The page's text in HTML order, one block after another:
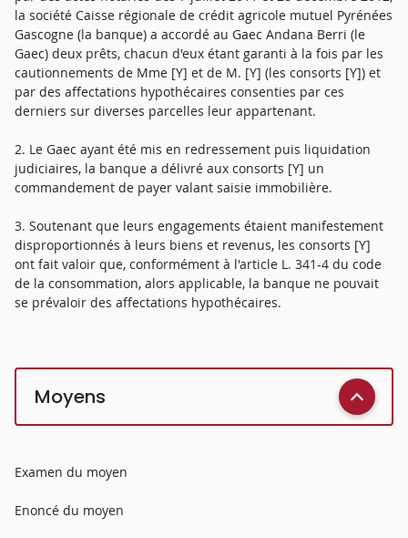
la société Caisse régionale de crédit agricole mutuel Pyrénées
Gascogne (la banque) a accordé au Gaec Andana Berri (le
Gaec) deux prêts, chacun d'eux étant garanti à la fois par les
cautionnements de Mme [Y] et de M. [Y] (les consorts [Y]) et
par des affectations hypothécaires consenties par ces
derniers sur diverses parcelles leur appartenant.
2. Le Gaec ayant été mis en redressement puis liquidation
judiciaires, la banque a délivré aux consorts [Y] un
commandement de payer valant saisie immobilière.
3. Soutenant que leurs engagements étaient manifestement
disproportionnés à leurs biens et revenus, les consorts [Y]
ont fait valoir que, conformément à l'article L. 341-4 du code
de la consommation, alors applicable, la banque ne pouvait
se prévaloir des affectations hypothécaires.
Moyens
Examen du moyen
Enoncé du moyen